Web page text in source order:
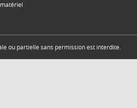
ou partielle sans permission est interdite.